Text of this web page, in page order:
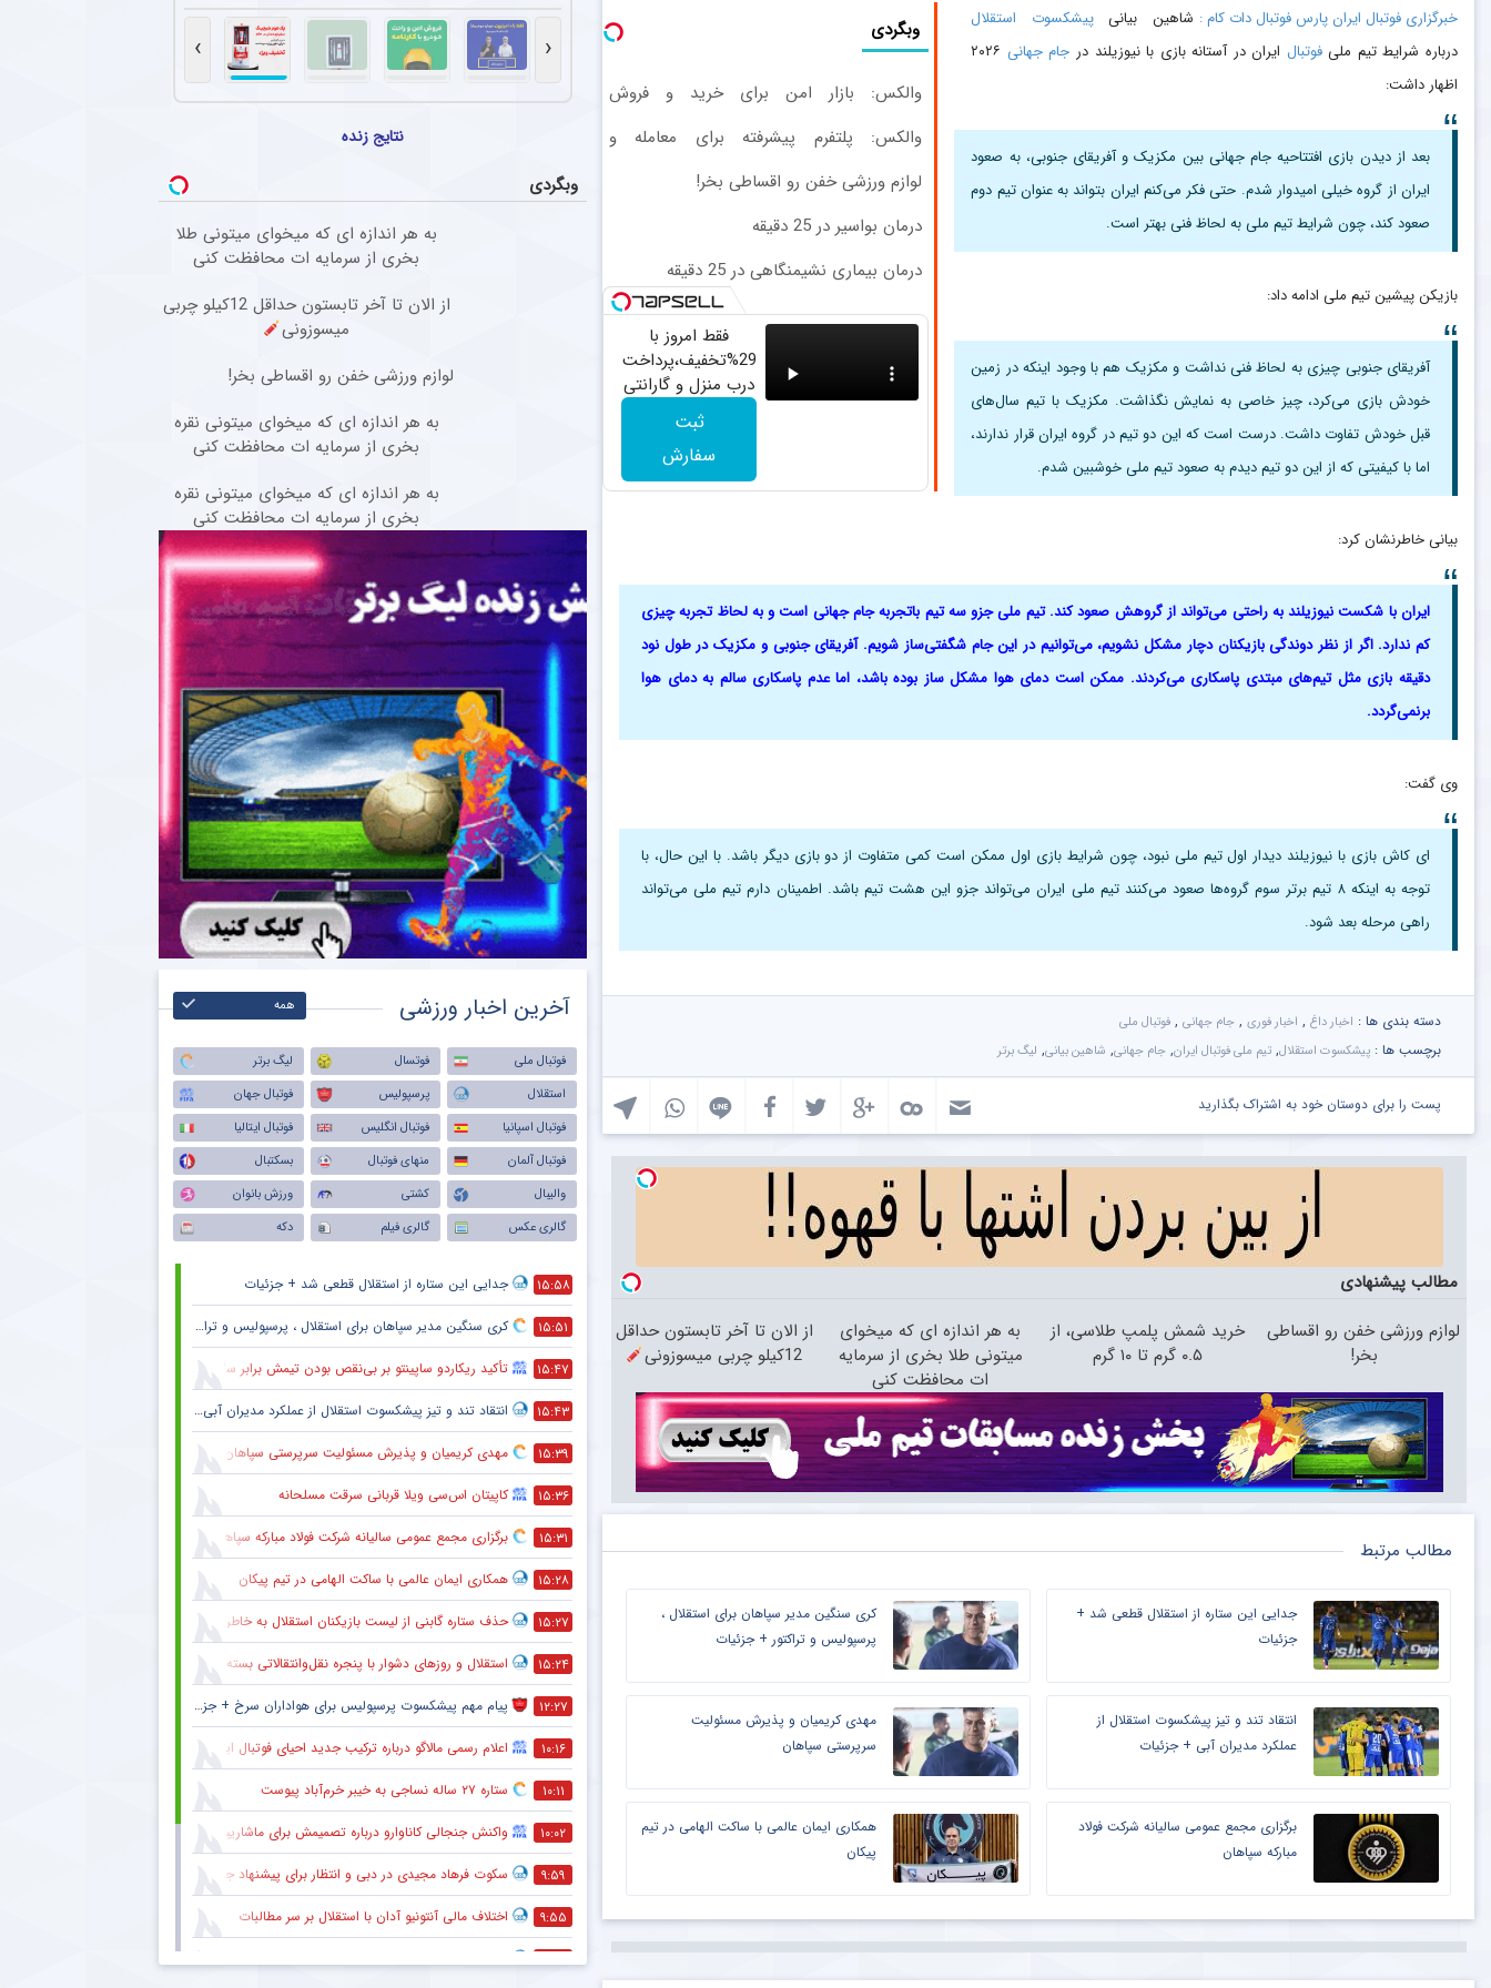
وبگردی
والکس: بازار امن برای خرید و فروش
والکس: پلتفرم پیشرفته برای معامله و
لوازم ورزشی خفن رو اقساطی بخر!
درمان بواسیر در 25 دقیقه
درمان بیماری نشیمنگاهی در 25 دقیقه
فقط امروز با
29%تخفیف،پرداخت
درب منزل و گارانتی
وات بخر
ثبت
سفارش
خبرگزاری فوتبال ایران پارس فوتبال دات کام : شاهین بیانیپیشکسوت استقلال
درباره شرایط تیم ملیفوتبال ایران در آستانه بازی با نیوزیلند در جام جهانی ۲۰۲۶
اظهار داشت:
بعد از دیدن بازی افتتاحیه جام جهانی بین مکزیک و آفریقای جنوبی، به صعود
ایران از گروه خیلی امیدوار شدم. حتی فکر می‌کنم ایران بتواند به عنوان تیم دوم
صعود کند، چون شرایط تیم ملی به لحاظ فنی بهتر است.
بازیکن پیشین تیم ملی ادامه داد:
آفریقای جنوبی چیزی به لحاظ فنی نداشت و مکزیک هم با وجود اینکه در زمین
خودش بازی می‌کرد، چیز خاصی به نمایش نگذاشت. مکزیک با تیم سال‌های
قبل خودش تفاوت داشت. درست است که این دو تیم در گروه ایران قرار ندارند،
اما با کیفیتی که از این دو تیم دیدم به صعود تیم ملی خوشبین شدم.
بیانی خاطرنشان کرد:
ایران با شکست نیوزیلند به راحتی می‌تواند از گروهش صعود کند. تیم ملی جزو سه تیم باتجربه جام جهانی است و به لحاظ تجربه چیزی
کم ندارد. اگر از نظر دوندگی بازیکنان دچار مشکل نشویم، می‌توانیم در این جام شگفتی‌ساز شویم. آفریقای جنوبی و مکزیک در طول نود
دقیقه بازی مثل تیم‌های مبتدی پاسکاری می‌کردند. ممکن است دمای هوا مشکل ساز بوده باشد، اما عدم پاسکاری سالم به دمای هوا
برنمی‌گردد.
وی گفت:
ای کاش بازی با نیوزیلند دیدار اول تیم ملی نبود، چون شرایط بازی اول ممکن است کمی متفاوت از دو بازی دیگر باشد. با این حال، با
توجه به اینکه ۸ تیم برتر سوم گروه‌ها صعود می‌کنند تیم ملی ایران می‌تواند جزو این هشت تیم باشد. اطمینان دارم تیم ملی می‌تواند
راهی مرحله بعد شود.
دسته بندی ها : اخبار داغ , اخبار فوری , جام جهانی , فوتبال ملی
برچسب ها : پیشکسوت استقلال, تیم ملی فوتبال ایران, جام جهانی, شاهین بیانی, لیگ برتر
پست را برای دوستان خود به اشتراک بگذارید
مطالب پیشنهادی
لوازم ورزشی خفن رو اقساطی
بخر!
خرید شمش پلمپ طلاسی، از
۰.۵ گرم تا ۱۰ گرم
به هر اندازه ای که میخوای
میتونی طلا بخری از سرمایه
ات محافظت کنی
از الان تا آخر تابستون حداقل
12کیلو چربی میسوزونی
مطالب مرتبط
جدایی این ستاره از استقلال قطعی شد +
جزئیات
کری سنگین مدیر سپاهان برای استقلال ،
پرسپولیس و تراکتور + جزئیات
انتقاد تند و تیز پیشکسوت استقلال از
عملکرد مدیران آبی + جزئیات
مهدی کریمیان و پذیرش مسئولیت
سرپرستی سپاهان
برگزاری مجمع عمومی سالیانه شرکت فولاد
مبارکه سپاهان
همکاری ایمان عالمی با ساکت الهامی در تیم
پیکان
فرشید باقری، هافبک باتجربه پیکان، با توافق با مدیران باشگاه قرارداد خود را تمدید کرد. او سابقه بازی
اخبار کاپیتان محبوب پرسپولیس به گل‌گهر پیوست
یان بیسک، مدافع آلمانی، پس از برخورد شدید در دربی دوستانه میلان (تساوی ۱-۱) از ناحیه پشت سر آسیب دید.
‹
›
نتایج زنده
وبگردی
به هر اندازه ای که میخوای میتونی طلا
بخری از سرمایه ات محافظت کنی
از الان تا آخر تابستون حداقل 12کیلو چربی
میسوزونی
لوازم ورزشی خفن رو اقساطی بخر!
به هر اندازه ای که میخوای میتونی نقره
بخری از سرمایه ات محافظت کنی
به هر اندازه ای که میخوای میتونی نقره
بخری از سرمایه ات محافظت کنی
آخرین اخبار ورزشی همه
فوتبال ملی فوتسال
لیگ برتر
استقلال
پرسپولیس
فوتبال جهان
فوتبال اسپانیا
فوتبال انگلیس
فوتبال ایتالیا
فوتبال آلمان
منهای فوتبال
بسکتبال
والیبال
کشتی
ورزش بانوان
گالری عکس
گالری فیلم دکه
۱۵:۵۸ جدایی این ستاره از استقلال قطعی شد + جزئیات
۱۵:۵۱ کری سنگین مدیر سپاهان برای استقلال ، پرسپولیس و تراکتور + جزئیات
۱۵:۴۷ تأکید ریکاردو ساپینتو بر بی‌نقص بودن تیمش برابر سالزبورگ
۱۵:۴۳ انتقاد تند و تیز پیشکسوت استقلال از عملکرد مدیران آبی + جزئیات
۱۵:۳۹ مهدی کریمیان و پذیرش مسئولیت سرپرستی سپاهان
۱۵:۳۶ کاپیتان اس‌سی ویلا قربانی سرقت مسلحانه
۱۵:۳۱ برگزاری مجمع عمومی سالیانه شرکت فولاد مبارکه سپاهان
۱۵:۲۸ همکاری ایمان عالمی با ساکت الهامی در تیم پیکان
۱۵:۲۷ حذف ستاره گابنی از لیست بازیکنان استقلال به خاطر محدودیت نقل‌وانتقالاتی
۱۵:۲۴ استقلال و روزهای دشوار با پنجره نقل‌وانتقالاتی بسته
۱۲:۲۷ پیام مهم پیشکسوت پرسپولیس برای هواداران سرخ + جزئیات
۱۰:۱۶ اعلام رسمی مالاگو درباره ترکیب جدید احیای فوتبال ایتالیا
۱۰:۱۱ ستاره ۲۷ ساله نساجی به خیبر خرم‌آباد پیوست
۱۰:۰۲ واکنش جنجالی کاناوارو درباره تصمیمش برای ماشاریپوف
۹:۵۹ سکوت فرهاد مجیدی در دبی و انتظار برای پیشنهاد جدید
۹:۵۵ اختلاف مالی آنتونیو آدان با استقلال بر سر مطالبات
۹:۵۲